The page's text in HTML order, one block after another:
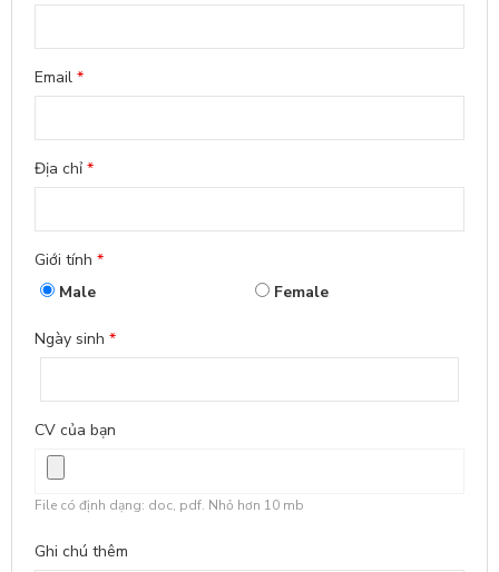
Email *
Địa chỉ *
Giới tính *
Male
Female
Ngày sinh *
CV của bạn
File có định dạng: doc, pdf. Nhỏ hơn 10 mb
Ghi chú thêm